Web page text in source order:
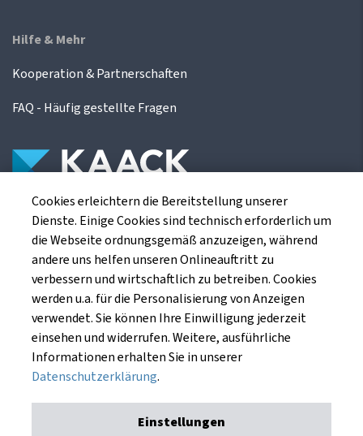
Hilfe & Mehr
Kooperation & Partnerschaften
FAQ - Häufig gestellte Fragen
Die Kaack Terminhandel GmbH ist ein
Finanzdienstleistungsinstitut für die europäischen
Agrarterminbörsen.
Kaack Terminhandel GmbH
Am Markt 8
49661 Cloppenburg
Datenschutzerklärung
Cookies erleichtern die Bereitstellung unserer
Dienste. Einige Cookies sind technisch erforderlich um
die Webseite ordnungsgemäß anzuzeigen, während
andere uns helfen unseren Onlineauftritt zu
verbessern und wirtschaftlich zu betreiben. Cookies
werden u.a. für die Personalisierung von Anzeigen
verwendet. Sie können Ihre Einwilligung jederzeit
einsehen und widerrufen. Weitere, ausführliche
Informationen erhalten Sie in unserer
Datenschutzerklärung.
Einstellungen